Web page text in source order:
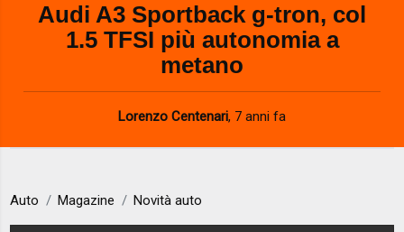
Audi A3 Sportback g-tron, col
1.5 TFSI più autonomia a
metano
Lorenzo Centenari, 7 anni fa
Auto Magazine Novità auto